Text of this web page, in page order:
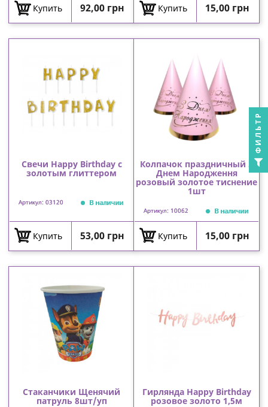
Купить Цена
92,00 грн Купить Цена
15,00 грн
Свечи Happy Birthday с
золотым глиттером
Артикул: 03120 В наличии
Купить Цена
53,00 грн
Колпачок праздничный З
Днем Народження
розовый золотое тиснение
1шт
Артикул: 10062 В наличии
Купить Цена
15,00 грн
Стаканчики Щенячий
патруль 8шт/уп
Гирлянда Happy Birthday
розовое золото 1,5м
ФИЛЬТР